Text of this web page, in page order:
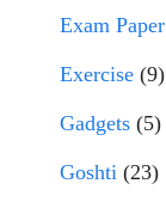
Exam Paper
Exercise (9)
Gadgets (5)
Goshti (23)